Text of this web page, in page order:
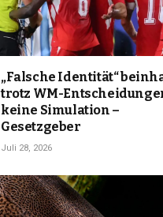
„Falsche Identität“
trotz WM-
keine Simulation –
Gesetzgeber
Juli 28, 2026